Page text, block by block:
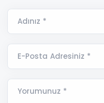
Adınız *
E-Posta Adresiniz *
Yorumunuz *